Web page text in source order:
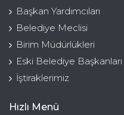
Başkan Yardımcıları
Belediye Meclisi
Birim Müdürlükleri
Eski Belediye Başkanları
İştiraklerimiz
Hızlı Menü